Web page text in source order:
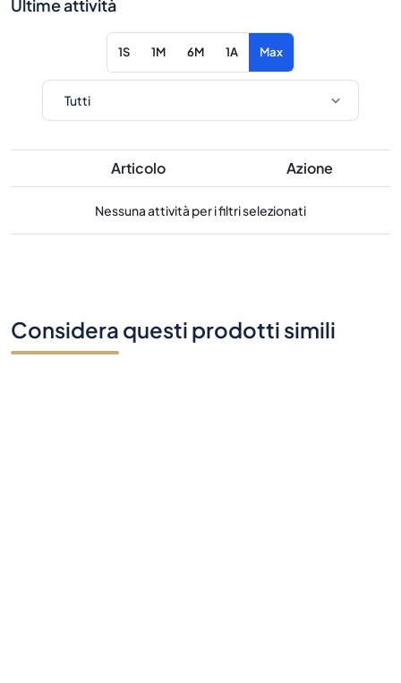
Ultime attività
1S 1M 6M 1A Max
Articolo Azione
Nessuna attività per i filtri selezionati
Considera questi prodotti simili